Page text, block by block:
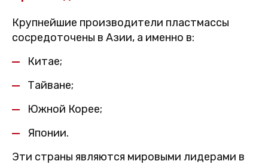
Крупнейшие производители пластмассы
сосредоточены в Азии, а именно в:
Китае;
Тайване;
Южной Корее;
Японии.
Эти страны являются мировыми лидерами в